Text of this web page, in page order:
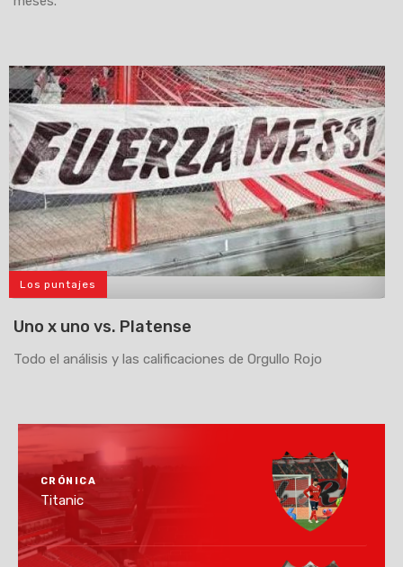
Los puntajes
Uno x uno vs. Platense
Todo el análisis y las calificaciones de Orgullo Rojo
CRÓNICA
Titanic